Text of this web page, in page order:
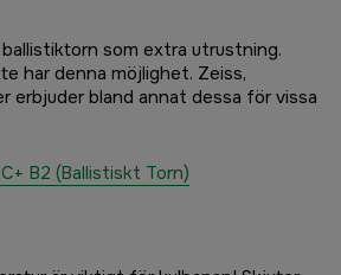
som extra utrustning.
har denna möjlighet. Zeiss,
erbjuder bland annat dessa för vissa
B2 (Ballistiskt Torn)